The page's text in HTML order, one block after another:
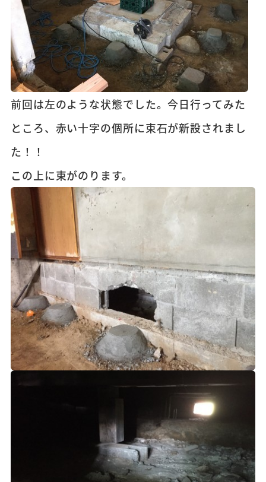
前回は左のような状態でした。今日行ってみた
ところ、赤い十字の個所に束石が新設されまし
た！！
この上に束がのります。